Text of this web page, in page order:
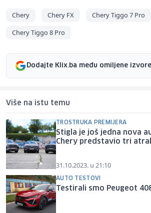
Chery Chery FX
Chery Tiggo 7 Pro
Chery Tiggo 8 Pro
Dodajte Klix.ba među omiljene
Više na istu temu
TROSTRUKA PREMIJERA
Stigla je još jedna nova
Chery predstavio tri
31.10.2023. u 21:10
AUTO TESTOVI
Testirali smo Peugeot